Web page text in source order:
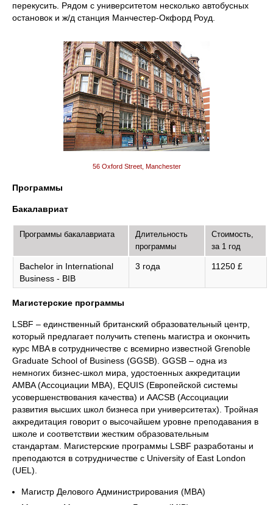
перекусить. Рядом с университетом несколько автобусных
остановок и ж/д станция Манчестер-Окфорд Роуд.
56 Oxford Street, Manchester
Программы
Бакалавриат
Программы бакалавриата
Длительность
программы
Стоимость,
за 1 год
Bachelor in International
Business - BIB
3 года 11250 £
Магистерские программы
LSBF – единственный британский образовательный центр,
который предлагает получить степень магистра и окончить
курс MBA в сотрудничестве с всемирно известной Grenoble
Graduate School of Business (GGSB). GGSB – одна из
немногих бизнес-школ мира, удостоенных аккредитации
AMBA (Ассоциации МВА), EQUIS (Европейской системы
усовершенствования качества) и AACSB (Ассоциации
развития высших школ бизнеса при университетах). Тройная
аккредитация говорит о высочайшем уровне преподавания в
школе и соответствии жестким образовательным
стандартам. Магистерские программы LSBF разработаны и
преподаются в сотрудничестве с University of East London
(UEL).
Магистр Делового Администрирования (МВА)